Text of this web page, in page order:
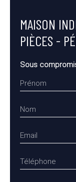
MAISON
PIÈCES -
Sous
Prénom
Nom
Email
Téléphone